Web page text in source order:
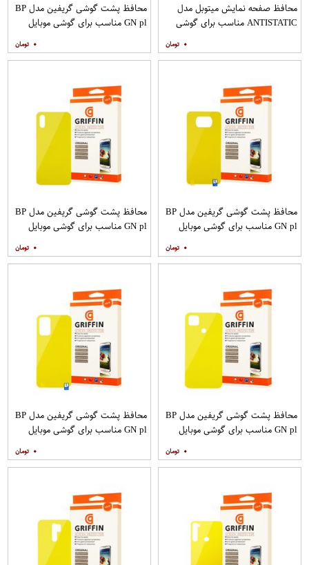
محافظ صفحه نمایش میتوبل مدل
ANTISTATIC مناسب برای گوشی
۰
محافظ پشت گوشی گریفین مدل BP
GN pl مناسب برای گوشی موبایل
۰
محافظ پشت گوشی گریفین مدل BP
GN pl مناسب برای گوشی موبایل
۰
محافظ پشت گوشی گریفین مدل BP
GN pl مناسب برای گوشی موبایل
۰
محافظ پشت گوشی گریفین مدل BP
GN pl مناسب برای گوشی موبایل
۰
محافظ پشت گوشی گریفین مدل BP
GN pl مناسب برای گوشی موبایل
۰